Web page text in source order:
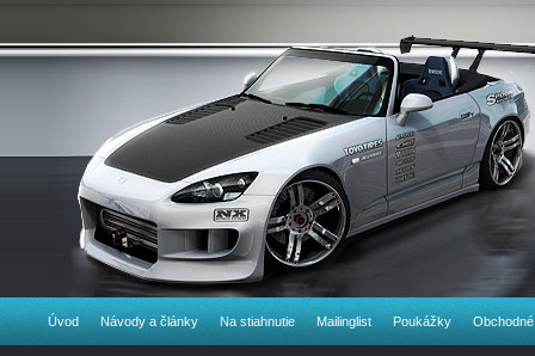
Úvod Návody a články Na stiahnutie Mailinglist Poukážky